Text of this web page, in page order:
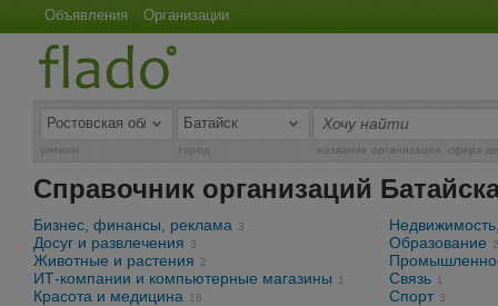
Объявления Организации
регион город название организации, сфера
Справочник организаций
Бизнес, финансы, реклама 3
Досуг и развлечения 3
Животные и растения 2
ИТ-компании и компьютерные магазины 1
Красота и медицина 18
Образование
2
Связь 1
Спорт 3